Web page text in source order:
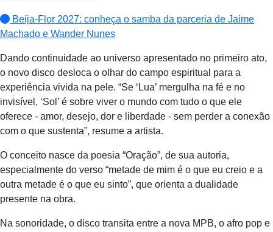
Beija-Flor 2027: conheça o samba da parceria de Jaime
Machado e Wander Nunes
Dando continuidade ao universo apresentado no primeiro ato,
o novo disco desloca o olhar do campo espiritual para a
experiência vivida na pele. “Se ‘Lua’ mergulha na fé e no
invisível, ‘Sol’ é sobre viver o mundo com tudo o que ele
oferece - amor, desejo, dor e liberdade - sem perder a conexão
com o que sustenta”, resume a artista.
O conceito nasce da poesia “Oração”, de sua autoria,
especialmente do verso “metade de mim é o que eu creio e a
outra metade é o que eu sinto”, que orienta a dualidade
presente na obra.
Na sonoridade, o disco transita entre a nova MPB, o afro pop e